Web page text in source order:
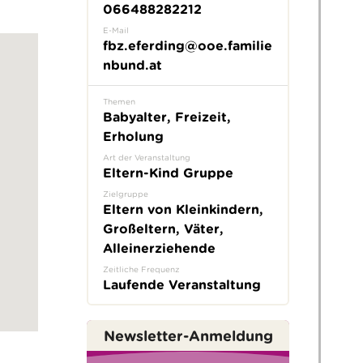
066488282212
E-Mail
fbz.eferding@ooe.familie
nbund.at
Themen
Babyalter, Freizeit,
Erholung
Art der Veranstaltung
Eltern-Kind Gruppe
Zielgruppe
Eltern von Kleinkindern,
Großeltern, Väter,
Alleinerziehende
Zeitliche Frequenz
Laufende Veranstaltung
Newsletter-Anmeldung